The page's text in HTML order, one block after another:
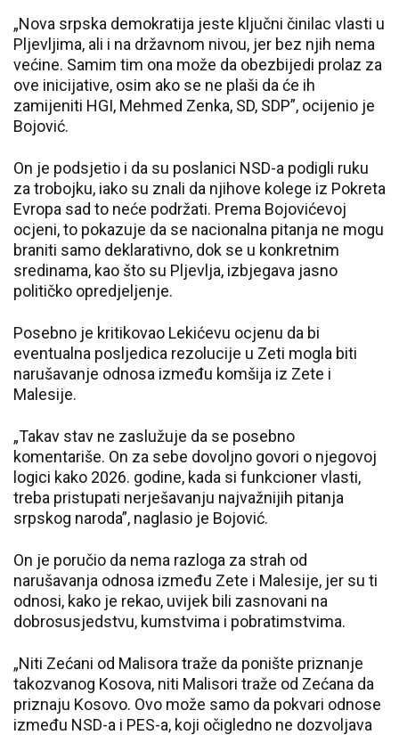
„Nova srpska demokratija jeste ključni činilac vlasti u
Pljevljima, ali i na državnom nivou, jer bez njih nema
većine. Samim tim ona može da obezbijedi prolaz za
ove inicijative, osim ako se ne plaši da će ih
zamijeniti HGI, Mehmed Zenka, SD, SDP”, ocijenio je
Bojović.
On je podsjetio i da su poslanici NSD-a podigli ruku
za trobojku, iako su znali da njihove kolege iz Pokreta
Evropa sad to neće podržati. Prema Bojovićevoj
ocjeni, to pokazuje da se nacionalna pitanja ne mogu
braniti samo deklarativno, dok se u konkretnim
sredinama, kao što su Pljevlja, izbjegava jasno
političko opredjeljenje.
Posebno je kritikovao Lekićevu ocjenu da bi
eventualna posljedica rezolucije u Zeti mogla biti
narušavanje odnosa između komšija iz Zete i
Malesije.
„Takav stav ne zaslužuje da se posebno
komentariše. On za sebe dovoljno govori o njegovoj
logici kako 2026. godine, kada si funkcioner vlasti,
treba pristupati nerješavanju najvažnijih pitanja
srpskog naroda”, naglasio je Bojović.
On je poručio da nema razloga za strah od
narušavanja odnosa između Zete i Malesije, jer su ti
odnosi, kako je rekao, uvijek bili zasnovani na
dobrosusjedstvu, kumstvima i pobratimstvima.
„Niti Zećani od Malisora traže da ponište priznanje
takozvanog Kosova, niti Malisori traže od Zećana da
priznaju Kosovo. Ovo može samo da pokvari odnose
između NSD-a i PES-a, koji očigledno ne dozvoljava